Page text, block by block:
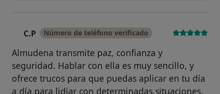
C.P Número de teléfono verificado
Almudena transmite paz, confianza y
seguridad. Hablar con ella es muy sencillo, y
ofrece trucos para que puedas aplicar en tu día
a día para lidiar con determinadas situaciones.